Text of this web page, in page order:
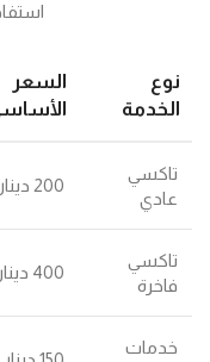
نوع
الخدمة
السعر
تاكسي
عادي
200 دينار
تاكسي
فاخرة
400 دينار
خدمات